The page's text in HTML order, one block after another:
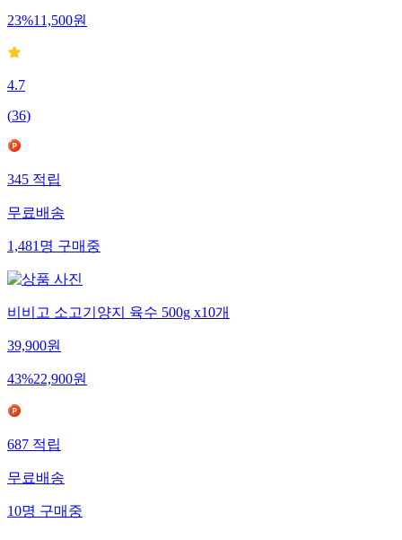
23%11,500원
4.7
(36)
345 적립
무료배송
1,481 명 구매중
비비고 소고기양지 육수 500g x10개
39,900원
43%22,900원
687 적립
무료배송
10명 구매중